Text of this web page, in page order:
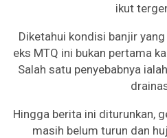
ikut
Diketahui kondisi banjir
eks MTQ ini bukan pertama
Salah satu penyebabnya
Hingga berita ini diturunkan,
masih belum turun dan